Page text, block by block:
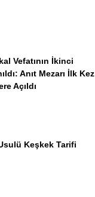
Vefatının İkinci
Anıt Mezarı İlk Kez
Açıldı
Keşkek Tarifi